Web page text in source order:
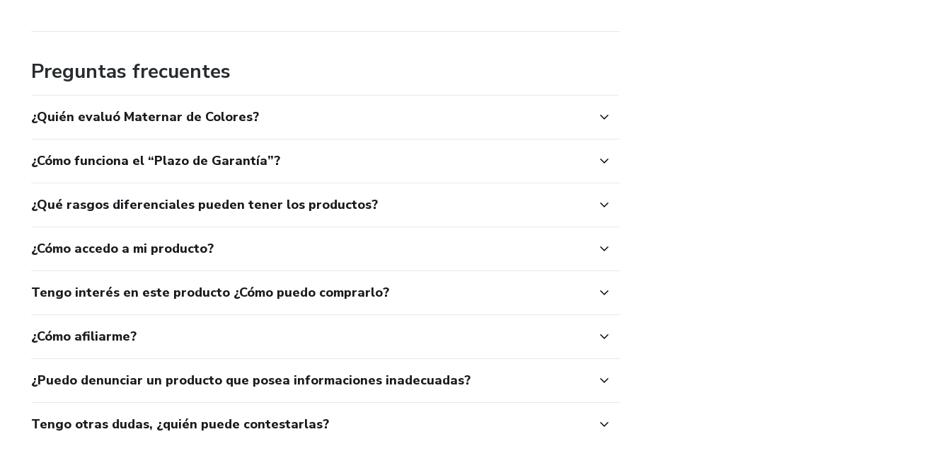
Preguntas frecuentes
¿Quién evaluó Maternar de Colores?
¿Cómo funciona el “Plazo de Garantía”?
¿Qué rasgos diferenciales pueden tener los productos?
¿Cómo accedo a mi producto?
Tengo interés en este producto ¿Cómo puedo comprarlo?
¿Cómo afiliarme?
¿Puedo denunciar un producto que posea informaciones inadecuadas?
Tengo otras dudas, ¿quién puede contestarlas?